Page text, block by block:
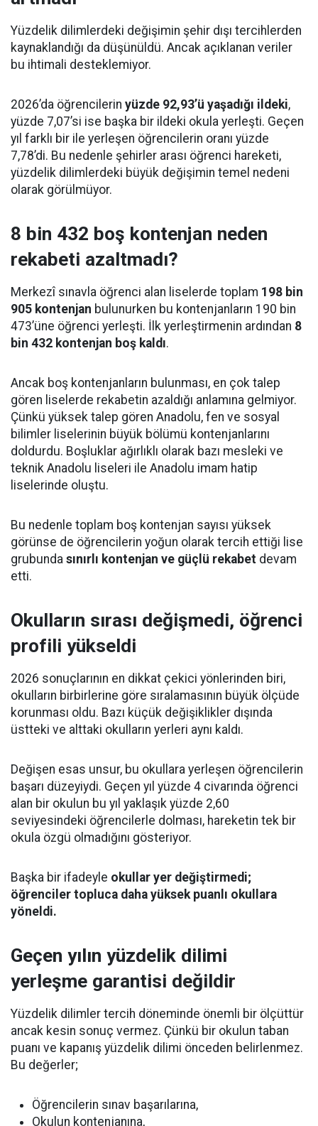
Yüzdelik dilimlerdeki değişimin şehir dışı tercihlerden
kaynaklandığı da düşünüldü. Ancak açıklanan veriler
bu ihtimali desteklemiyor.
2026’da öğrencilerin yüzde 92,93’ü yaşadığı ildeki,
yüzde 7,07’si ise başka bir ildeki okula yerleşti. Geçen
yıl farklı bir ile yerleşen öğrencilerin oranı yüzde
7,78’di. Bu nedenle şehirler arası öğrenci hareketi,
yüzdelik dilimlerdeki büyük değişimin temel nedeni
olarak görülmüyor.
8 bin 432 boş kontenjan neden
rekabeti azaltmadı?
Merkezî sınavla öğrenci alan liselerde toplam 198 bin
905 kontenjan bulunurken bu kontenjanların 190 bin
473’üne öğrenci yerleşti. İlk yerleştirmenin ardından 8
bin 432 kontenjan boş kaldı.
Ancak boş kontenjanların bulunması, en çok talep
gören liselerde rekabetin azaldığı anlamına gelmiyor.
Çünkü yüksek talep gören Anadolu, fen ve sosyal
bilimler liselerinin büyük bölümü kontenjanlarını
doldurdu. Boşluklar ağırlıklı olarak bazı mesleki ve
teknik Anadolu liseleri ile Anadolu imam hatip
liselerinde oluştu.
Bu nedenle toplam boş kontenjan sayısı yüksek
görünse de öğrencilerin yoğun olarak tercih ettiği lise
grubunda sınırlı kontenjan ve güçlü rekabet devam
etti.
Okulların sırası değişmedi, öğrenci
profili yükseldi
2026 sonuçlarının en dikkat çekici yönlerinden biri,
okulların birbirlerine göre sıralamasının büyük ölçüde
korunması oldu. Bazı küçük değişiklikler dışında
üstteki ve alttaki okulların yerleri aynı kaldı.
Değişen esas unsur, bu okullara yerleşen öğrencilerin
başarı düzeyiydi. Geçen yıl yüzde 4 civarında öğrenci
alan bir okulun bu yıl yaklaşık yüzde 2,60
seviyesindeki öğrencilerle dolması, hareketin tek bir
okula özgü olmadığını gösteriyor.
Başka bir ifadeyle okullar yer değiştirmedi;
öğrenciler topluca daha yüksek puanlı okullara
yöneldi.
Geçen yılın yüzdelik dilimi
yerleşme garantisi değildir
Yüzdelik dilimler tercih döneminde önemli bir ölçüttür
ancak kesin sonuç vermez. Çünkü bir okulun taban
puanı ve kapanış yüzdelik dilimi önceden belirlenmez.
Bu değerler;
Öğrencilerin sınav başarılarına,
Okulun kontenjanına,